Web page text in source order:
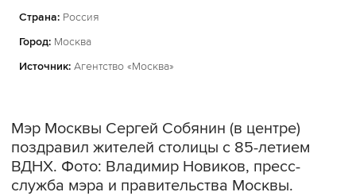
Страна: Россия
Город: Москва
Источник: Агентство «Москва»
Мэр Москвы Сергей Собянин (в центре)
поздравил жителей столицы с 85-летием
ВДНХ. Фото: Владимир Новиков, пресс-
служба мэра и правительства Москвы.